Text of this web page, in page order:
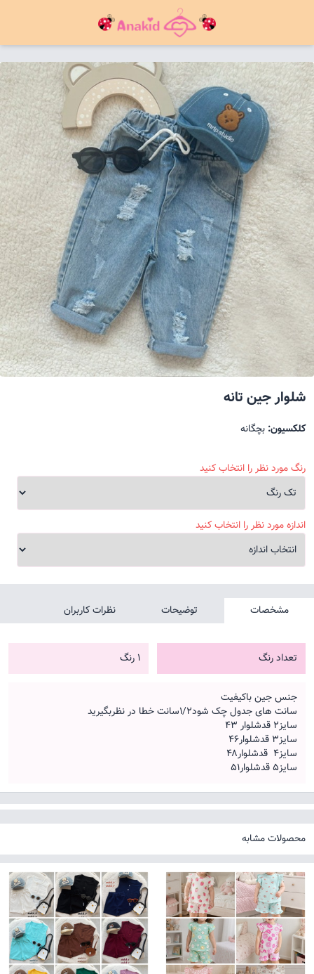
شلوار جین تانه
کلکسیون: بچگانه
رنگ مورد نظر را انتخاب کنید
اندازه مورد نظر را انتخاب کنید
مشخصات توضیحات نظرات کاربران
تعداد رنگ 1 رنگ
جنس جین باکیفیت
سانت های جدول چک شود۱/۲سانت خطا در نظربگیرید
سایز۲ قدشلوار ۴۳
سایز۳ قدشلوار۴۶
سایز۴ قدشلوار۴۸
سایز۵ قدشلوار۵۱
محصولات مشابه